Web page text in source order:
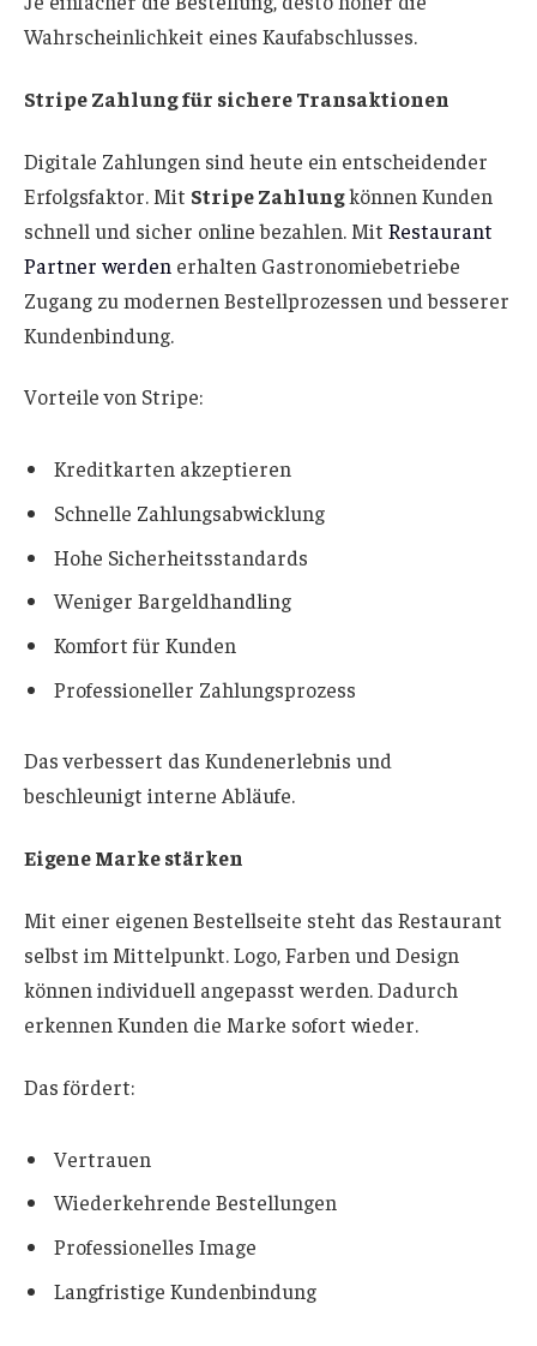
Wahrscheinlichkeit eines Kaufabschlusses.
Stripe Zahlung für sichere Transaktionen
Digitale Zahlungen sind heute ein entscheidender
Erfolgsfaktor. Mit Stripe Zahlungkönnen Kunden
schnell und sicher online bezahlen. Mit Restaurant
Partner werden erhalten Gastronomiebetriebe
Zugang zu modernen Bestellprozessen und besserer
Kundenbindung.
Vorteile von Stripe:
Kreditkarten akzeptieren
Schnelle Zahlungsabwicklung
Hohe Sicherheitsstandards
Weniger Bargeldhandling
Komfort für Kunden
Professioneller Zahlungsprozess
Das verbessert das Kundenerlebnis und
beschleunigt interne Abläufe.
Eigene Marke stärken
Mit einer eigenen Bestellseite steht das Restaurant
selbst im Mittelpunkt. Logo, Farben und Design
können individuell angepasst werden. Dadurch
erkennen Kunden die Marke sofort wieder.
Das fördert:
Vertrauen
Wiederkehrende Bestellungen
Professionelles Image
Langfristige Kundenbindung